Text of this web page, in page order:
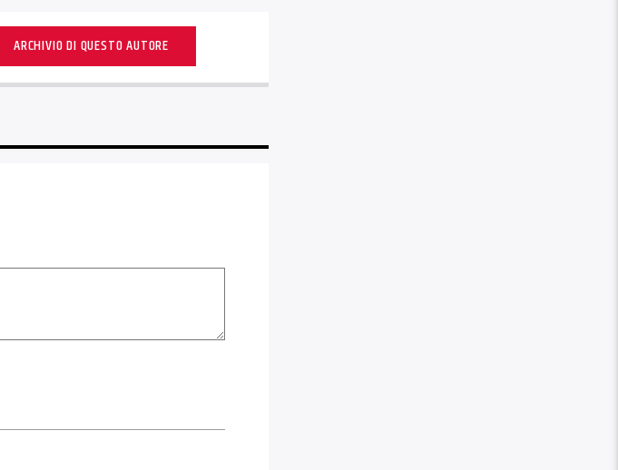
ARCHIVIO DI QUESTO AUTORE